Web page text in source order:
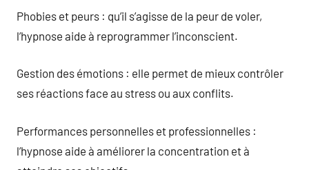
Phobies et peurs : qu’il s’agisse de la peur de voler,
l’hypnose aide à reprogrammer l’inconscient.
Gestion des émotions : elle permet de mieux contrôler
ses réactions face au stress ou aux conflits.
Performances personnelles et professionnelles :
l’hypnose aide à améliorer la concentration et à